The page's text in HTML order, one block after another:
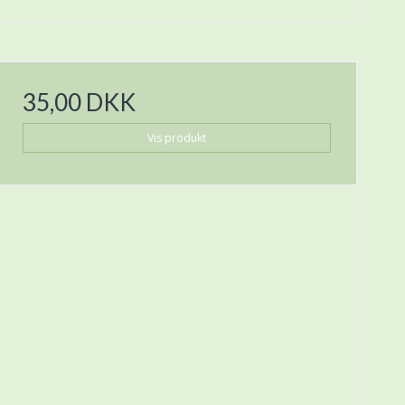
35,00 DKK
Vis produkt